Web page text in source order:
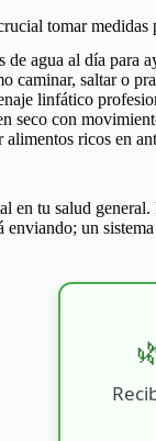
tomar
de agua al día para
caminar, saltar o
linfático
seco con
alimentos ricos en
en tu salud
enviando; un